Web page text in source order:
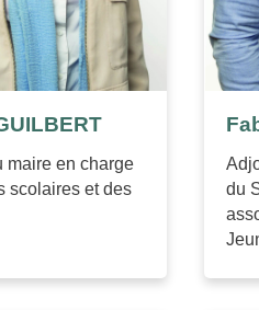
maire en charge
scolaires et des
du